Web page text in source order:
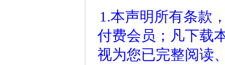
1.本声明所有条款
付费会员；凡下载
视为您已完整阅读